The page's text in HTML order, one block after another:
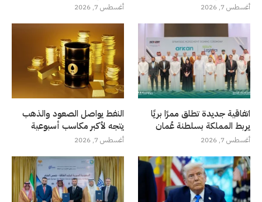
أغسطس 7, 2026 أغسطس 7, 2026
اتفاقية جديدة تطلق ممرًا بريًا
يربط المملكة بسلطنة عُمان
أغسطس 7, 2026
النفط يواصل الصعود والذهب
يتجه لأكبر مكاسب أسبوعية
أغسطس 7, 2026